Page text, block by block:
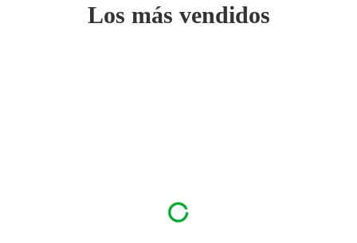
Los más vendidos